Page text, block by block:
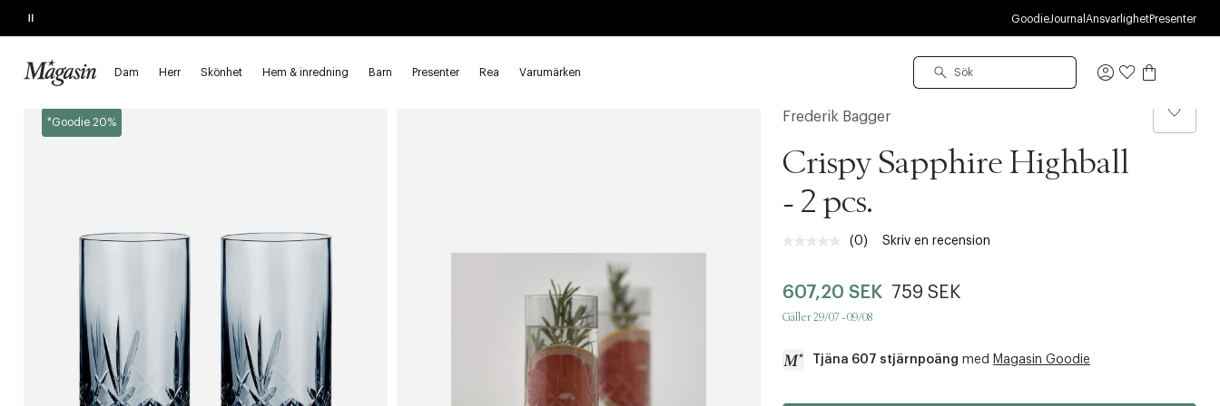
Pause GoodieJournal AnsvarlighetPresenter
Dam Herr Skönhet Hem & inredning Barn Presenter Rea Varumärken
Logga
SLUTAR SNART
Startsida Hem & inredning Bordsdukning Glas Dricksglas
*Goodie 20% Frederik Bagger
Crispy Sapphire Highball
- 2 pcs.
Inget
till
sida.
(0) Skriv en recension
607,20 SEK 759 SEK
Gäller 29/07 - 09/08
Tjäna 607 stjärnpoäng med Magasin Goodie